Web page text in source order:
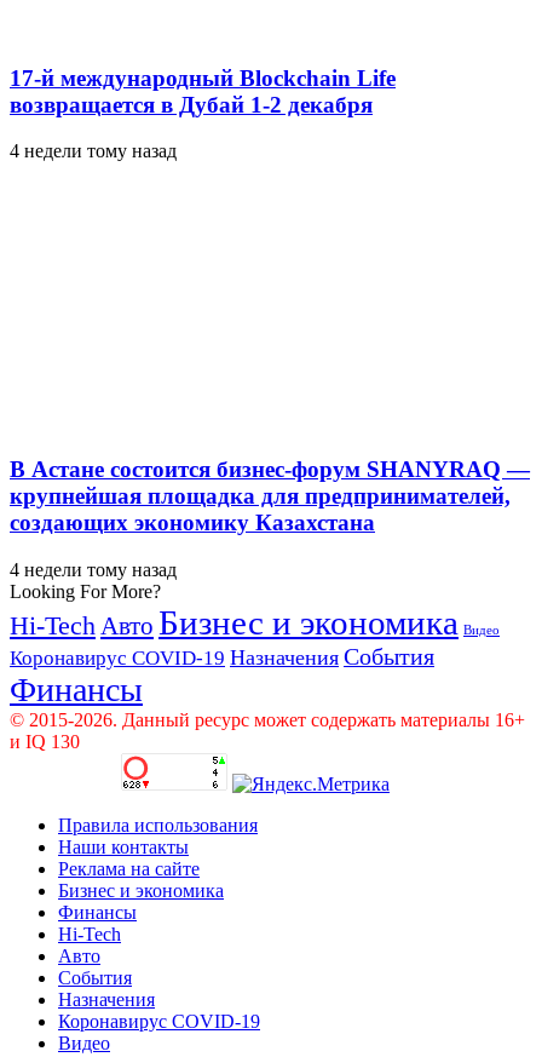
17-й международный Blockchain Life
возвращается в Дубай 1-2 декабря
4 недели тому назад
В Астане состоится бизнес-форум SHANYRAQ —
крупнейшая площадка для предпринимателей,
создающих экономику Казахстана
4 недели тому назад
Looking For More?
Hi-Tech Авто Бизнес и экономика Видео
Коронавирус COVID-19 Назначения События
Финансы
© 2015-2026. Данный ресурс может содержать материалы 16+
и IQ 130
Правила использования
Наши контакты
Реклама на сайте
Бизнес и экономика
Финансы
Hi-Tech
Авто
События
Назначения
Коронавирус COVID-19
Видео